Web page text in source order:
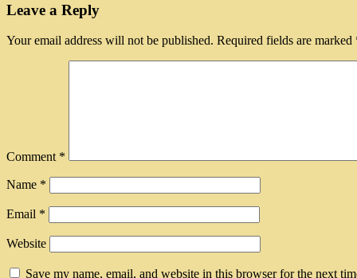
Leave a Reply
Your email address will not be published. Required fields are marked
Comment *
Name *
Email *
Website
Save my name, email, and website in this browser for the next